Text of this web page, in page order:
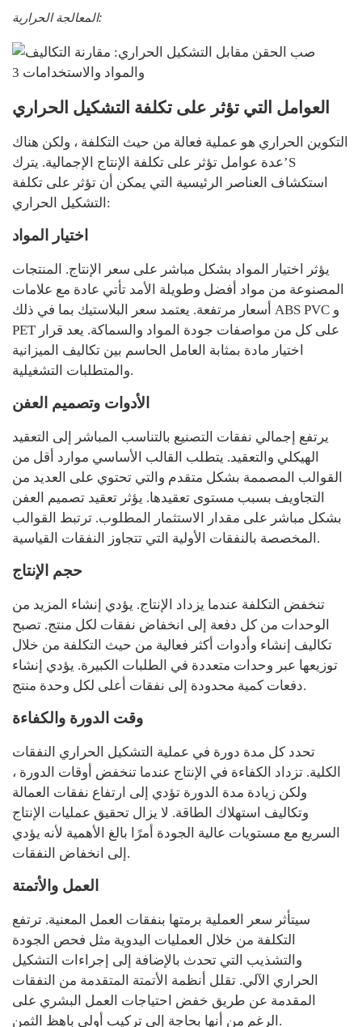
المعالجة الحرارية:
العوامل التي تؤثر على تكلفة التشكيل الحراري
التكوين الحراري هو عملية فعالة من حيث التكلفة ، ولكن هناك
عدة عوامل تؤثر على تكلفة الإنتاج الإجمالية. يترك’S
استكشاف العناصر الرئيسية التي يمكن أن تؤثر على تكلفة
التشكيل الحراري:
اختيار المواد
يؤثر اختيار المواد بشكل مباشر على سعر الإنتاج. المنتجات
المصنوعة من مواد أفضل وطويلة الأمد تأتي عادة مع علامات
أسعار مرتفعة. يعتمد سعر البلاستيك بما في ذلك ABS PVC و
PET على كل من مواصفات جودة المواد والسماكة. يعد قرار
اختيار مادة بمثابة العامل الحاسم بين تكاليف الميزانية
والمتطلبات التشغيلية.
الأدوات وتصميم العفن
يرتفع إجمالي نفقات التصنيع بالتناسب المباشر إلى التعقيد
الهيكلي والتعقيد. يتطلب القالب الأساسي موارد أقل من
القوالب المصممة بشكل متقدم والتي تحتوي على العديد من
التجاويف بسبب مستوى تعقيدها. يؤثر تعقيد تصميم العفن
بشكل مباشر على مقدار الاستثمار المطلوب. ترتبط القوالب
المخصصة بالنفقات الأولية التي تتجاوز النفقات القياسية.
حجم الإنتاج
تنخفض التكلفة عندما يزداد الإنتاج. يؤدي إنشاء المزيد من
الوحدات من كل دفعة إلى انخفاض نفقات لكل منتج. تصبح
تكاليف إنشاء وأدوات أكثر فعالية من حيث التكلفة من خلال
توزيعها عبر وحدات متعددة في الطلبات الكبيرة. يؤدي إنشاء
دفعات كمية محدودة إلى نفقات أعلى لكل وحدة منتج.
وقت الدورة والكفاءة
تحدد كل مدة دورة في عملية التشكيل الحراري النفقات
الكلية. تزداد الكفاءة في الإنتاج عندما تنخفض أوقات الدورة ،
ولكن زيادة مدة الدورة تؤدي إلى ارتفاع نفقات العمالة
وتكاليف استهلاك الطاقة. لا يزال تحقيق عمليات الإنتاج
السريع مع مستويات عالية الجودة أمرًا بالغ الأهمية لأنه يؤدي
إلى انخفاض النفقات.
العمل والأتمتة
سيتأثر سعر العملية برمتها بنفقات العمل المعنية. ترتفع
التكلفة من خلال العمليات اليدوية مثل فحص الجودة
والتشذيب التي تحدث بالإضافة إلى إجراءات التشكيل
الحراري الآلي. تقلل أنظمة الأتمتة المتقدمة من النفقات
المقدمة عن طريق خفض احتياجات العمل البشري على
الرغم من أنها بحاجة إلى تركيب أولي باهظ الثمن.